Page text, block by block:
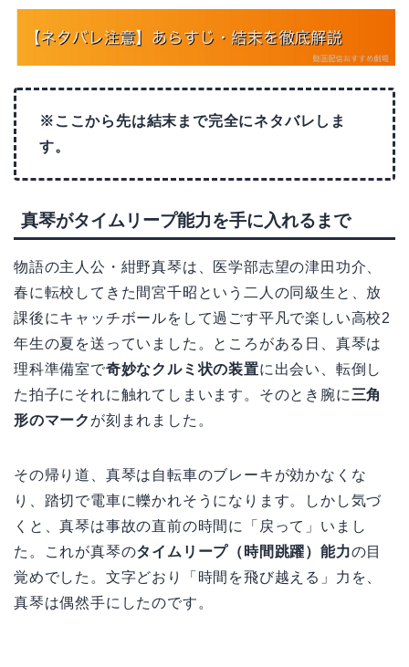
※ここから先は結末まで完全にネタバレしま
す。
真琴がタイムリープ能力を手に入れるまで
物語の主人公・紺野真琴は、医学部志望の津田功介、
春に転校してきた間宮千昭という二人の同級生と、放
課後にキャッチボールをして過ごす平凡で楽しい高校2
年生の夏を送っていました。ところがある日、真琴は
理科準備室で奇妙なクルミ状の装置に出会い、転倒し
た拍子にそれに触れてしまいます。そのとき腕に 三角
形のマーク が刻まれました。
その帰り道、真琴は自転車のブレーキが効かなくな
り、踏切で電車に轢かれそうになります。しかし気づ
くと、真琴は事故の直前の時間に「戻って」いまし
た。これが真琴のタイムリープ（時間跳躍）能力の目
覚めでした。文字どおり「時間を飛び越える」力を、
真琴は偶然手にしたのです。